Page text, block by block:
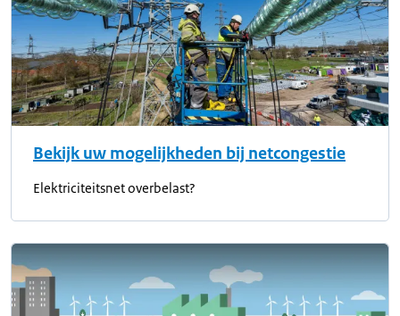
Bekijk uw mogelijkheden bij netcongestie
Elektriciteitsnet overbelast?